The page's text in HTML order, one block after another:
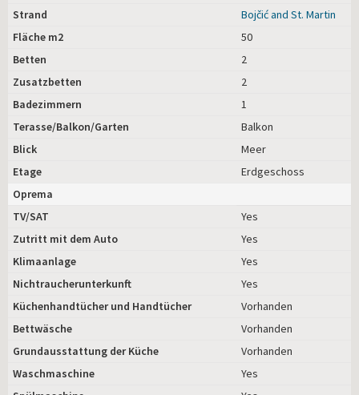
Strand
Bojčić and St. Martin
Fläche m2
50
Betten
2
Zusatzbetten
2
Badezimmern
1
Terasse/Balkon/Garten
Balkon
Blick
Meer
Etage
Erdgeschoss
Oprema
TV/SAT
Yes
Zutritt mit dem Auto
Yes
Klimaanlage
Yes
Nichtraucherunterkunft
Yes
Küchenhandtücher und Handtücher
Vorhanden
Bettwäsche
Vorhanden
Grundausstattung der Küche
Vorhanden
Waschmaschine
Yes